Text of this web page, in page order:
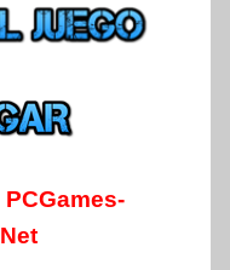
PCGames-